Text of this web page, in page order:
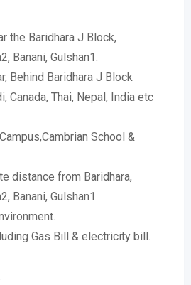
the Baridhara J Block,
Banani, Gulshan1.
Behind Baridhara J Block
Canada, Thai, Nepal, India etc
School &
distance from Baridhara,
Banani, Gulshan1
Gas Bill & electricity bill.